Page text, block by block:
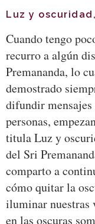
Luz y
Cuando tengo
recurro a algún
Premananda, lo
demostrado
difundir
personas,
titula Luz y
del Sri
comparto a
cómo quitar la
iluminar nuestras
en las oscuras